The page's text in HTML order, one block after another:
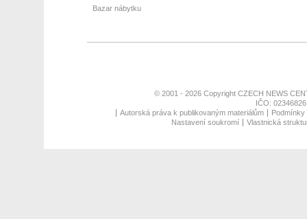
Bazar nábytku
© 2001 - 2026 Copyright CZECH NEWS
IČO:
Autorská práva k publikovaným materiálům
Nastavení soukromí
Vlastnická